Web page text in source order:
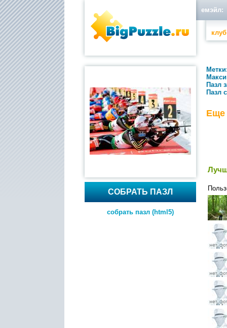
емэйл:
клуб
СОБРАТЬ ПАЗЛ
собрать пазл (html5)
Пазл
Пазл
Еще